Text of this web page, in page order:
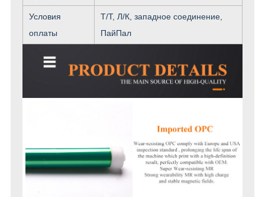
Условия
оплаты
Т/Т, Л/К, западное соединение,
ПайПал